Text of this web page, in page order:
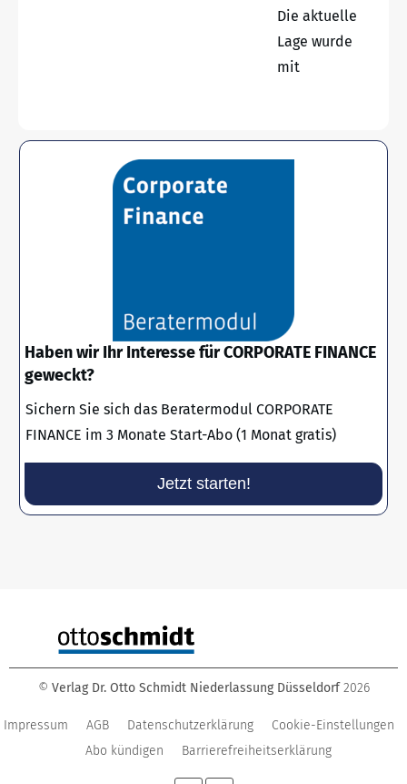
Die aktuelle
Lage wurde
mit
Haben wir Ihr Interesse für CORPORATE FINANCE
geweckt?
Sichern Sie sich das Beratermodul CORPORATE
FINANCE im 3 Monate Start-Abo (1 Monat gratis)
Jetzt starten!
© Verlag Dr. Otto Schmidt Niederlassung Düsseldorf 2026
Impressum AGB Datenschutzerklärung
Cookie-Einstellungen
Abo kündigen
Barrierefreiheitserklärung